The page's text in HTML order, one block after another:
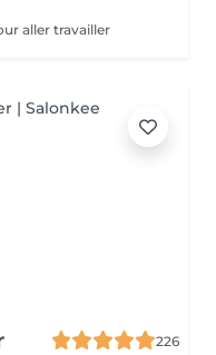
aller travailler
226